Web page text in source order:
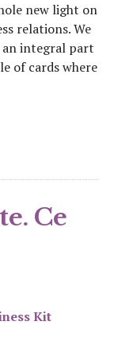
new light on
relations. We
an integral part
of cards where
Ce
Kit